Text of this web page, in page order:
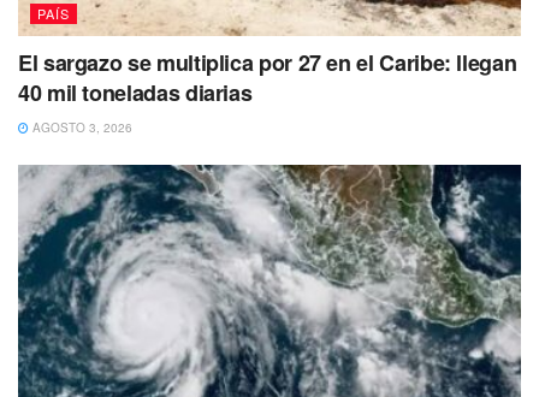
PAÍS
El sargazo se multiplica por 27 en el Caribe: llegan
40 mil toneladas diarias
AGOSTO 3, 2026